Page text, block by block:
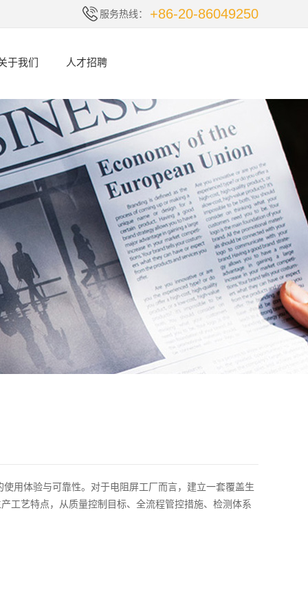
服务热线： +86-20-86049250
于我们 人才招聘
用体验与可靠性。对于电阻屏工厂而言，建立一套覆盖生
工艺特点，从质量控制目标、全流程管控措施、检测体系